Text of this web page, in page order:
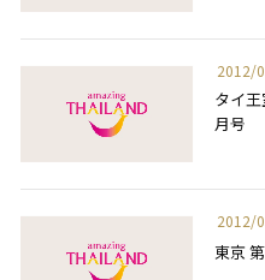
2012/
タイ
月号
2012/
東京